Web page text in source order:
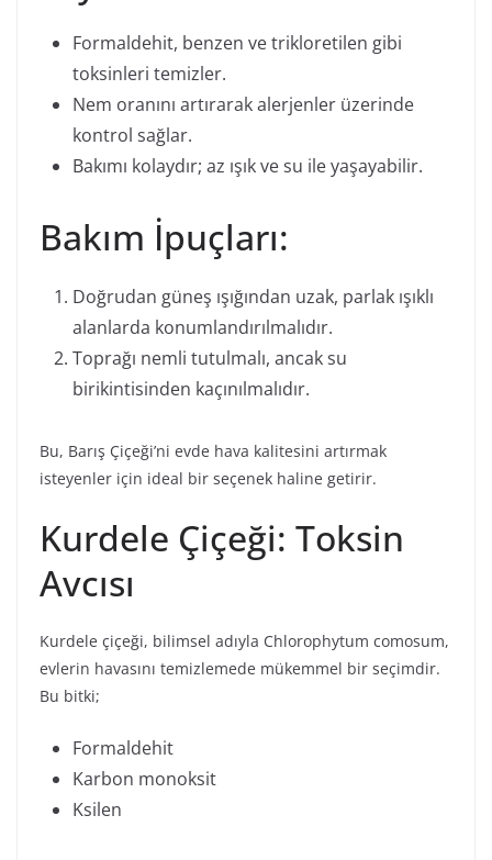
Formaldehit, benzen ve trikloretilen gibi
toksinleri temizler.
Nem oranını artırarak alerjenler üzerinde
kontrol sağlar.
Bakımı kolaydır; az ışık ve su ile yaşayabilir.
Bakım İpuçları:
Doğrudan güneş ışığından uzak, parlak ışıklı
alanlarda konumlandırılmalıdır.
Toprağı nemli tutulmalı, ancak su
birikintisinden kaçınılmalıdır.
Bu, Barış Çiçeği’ni evde hava kalitesini artırmak
isteyenler için ideal bir seçenek haline getirir.
Kurdele Çiçeği: Toksin
Avcısı
Kurdele çiçeği, bilimsel adıyla Chlorophytum comosum,
evlerin havasını temizlemede mükemmel bir seçimdir.
Bu bitki;
Formaldehit
Karbon monoksit
Ksilen